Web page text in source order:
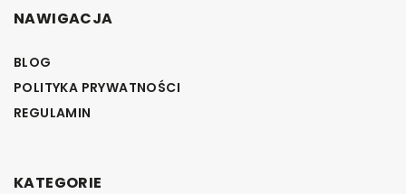
NAWIGACJA
BLOG
POLITYKA PRYWATNOŚCI
REGULAMIN
KATEGORIE